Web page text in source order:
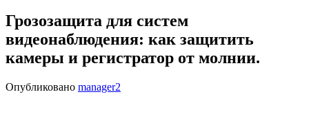
Грозозащита для систем
видеонаблюдения: как защитить
камеры и регистратор от молнии.
Опубликовано manager2